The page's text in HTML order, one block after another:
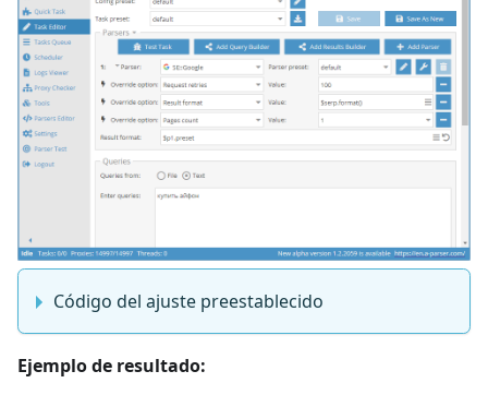
Código del ajuste preestablecido
Ejemplo de resultado: